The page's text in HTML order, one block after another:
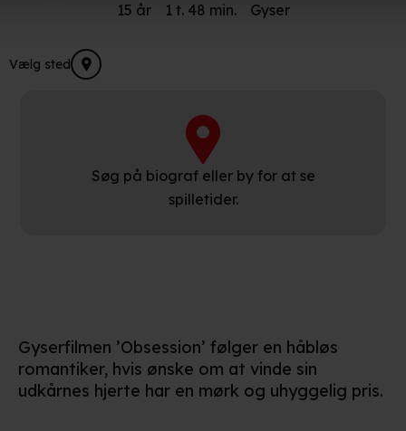
15 år 1 t. 48 min. Gyser
Vælg sted
Søg på biograf eller by for at se
spilletider.
Gyserfilmen ’Obsession’ følger en håbløs
romantiker, hvis ønske om at vinde sin
udkårnes hjerte har en mørk og uhyggelig pris.